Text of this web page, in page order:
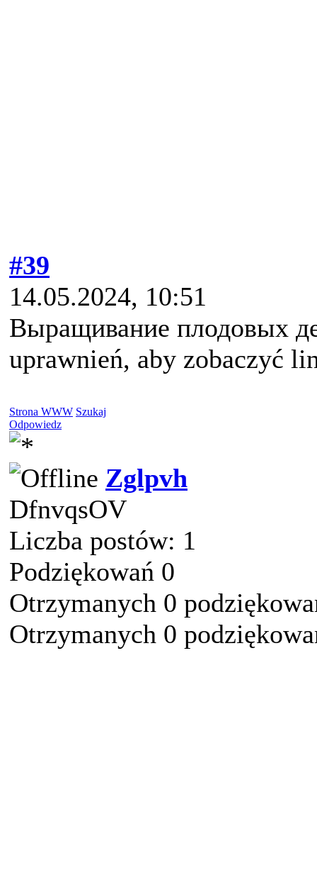
#39
14.05.2024, 10:51
Выращивание плодовых
uprawnień, aby zobaczyć
Strona WWW Szukaj
Odpowiedz
Zglpvh
DfnvqsOV
Liczba postów: 1
Podziękowań 0
Otrzymanych 0
Otrzymanych 0